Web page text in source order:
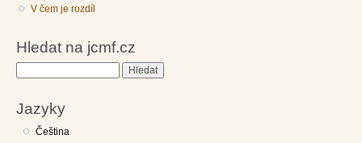
V čem je rozdíl
Hledat na jcmf.cz
Jazyky
Čeština